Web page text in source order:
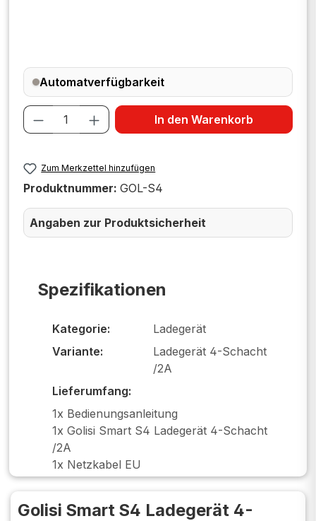
Spezifikationen
Kategorie:
Ladegerät
Variante:
Ladegerät 4-Schacht
/2A
Lieferumfang:
1x Bedienungsanleitung
1x Golisi Smart S4 Ladegerät 4-Schacht
/2A
1x Netzkabel EU
Automatverfügbarkeit
Produkt Anzahl: Gib den
In den Warenkorb
Zum Merkzettel hinzufügen
Produktnummer: GOL-S4
Angaben zur Produktsicherheit
Golisi Smart S4 Ladegerät 4-